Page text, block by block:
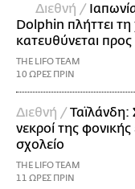
Διεθνή /
Dolphin πλήττει τη
κατευθύνεται προς
THE LIFO TEAM
10 ΩΡΕΣ ΠΡΙΝ
Διεθνή /Ταϊλάνδη:
νεκροί της
σχολείο
THE LIFO TEAM
11 ΩΡΕΣ ΠΡΙΝ